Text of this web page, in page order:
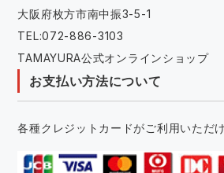
大阪府枚方市南中振3-5-1
TEL:072-886-3103
TAMAYURA公式オンラインショップ
お支払い方法について
各種クレジットカードがご利用いただけ